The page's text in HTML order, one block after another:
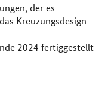
der es
Kreuzungsdesign
2024 fertiggestellt